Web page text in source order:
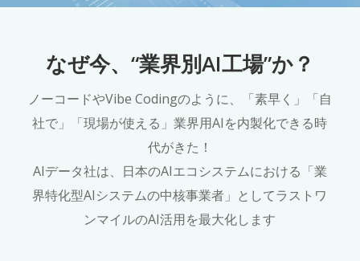
なぜ今、“業界別AI工場”か？
ノーコードやVibe Codingのように、「素早く」「自
社で」「現場が使える」業界用AIを内製化できる時
代がきた！
AIデータ社は、日本のAIエコシステムにおける「業
界特化型AIシステムの中核事業者」としてラストワ
ンマイルのAI活用を最大化します